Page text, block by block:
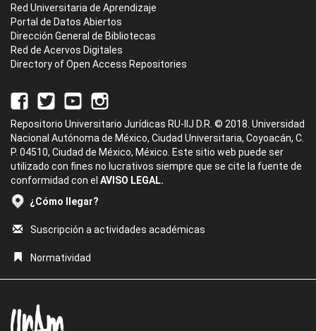
Red Universitaria de Aprendizaje
Portal de Datos Abiertos
Dirección General de Bibliotecas
Red de Acervos Digitales
Directory of Open Access Repositories
Repositorio Universitario Jurídicas RU-IIJ D.R. © 2018. Universidad
Nacional Autónoma de México, Ciudad Universitaria, Coyoacán, C.
P. 04510, Ciudad de México, México. Este sitio web puede ser
utilizado con fines no lucrativos siempre que se cite la fuente de
conformidad con el AVISO LEGAL.
¿Cómo llegar?
Suscripción a actividades académicas
Normatividad